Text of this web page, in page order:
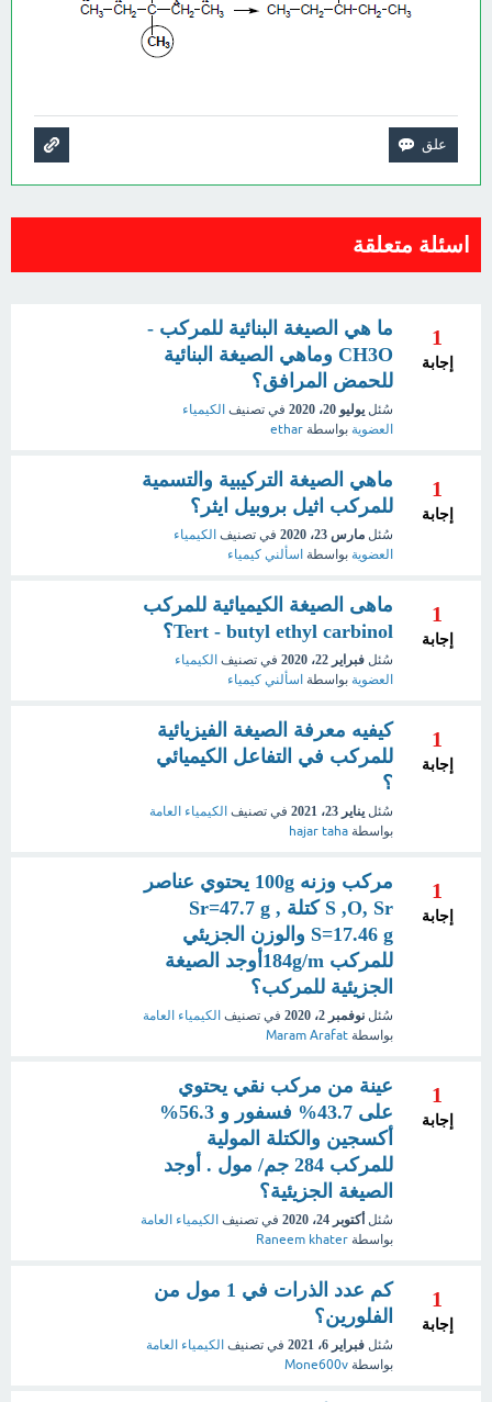
اسئلة متعلقة
1
إجابة
ما هي الصيغة البنائية للمركب -
CH3O وماهي الصيغة البنائية
للحمض المرافق؟
سُئل يوليو 20، 2020 في تصنيف الكيمياء
العضوية بواسطة ethar
1
إجابة
ماهي الصيغة التركيبية والتسمية
للمركب اثيل بروبيل ايثر؟
سُئل مارس 23، 2020 في تصنيف الكيمياء
العضوية بواسطة اسألني كيمياء
1
إجابة
ماهى الصيغة الكيميائية للمركب
Tert - butyl ethyl carbinol؟
سُئل فبراير 22، 2020 في تصنيف الكيمياء
العضوية بواسطة اسألني كيمياء
1
إجابة
كيفيه معرفة الصيغة الفيزيائية
للمركب في التفاعل الكيميائي
؟
سُئل يناير 23، 2021 في تصنيف الكيمياء العامة
بواسطة hajar taha
1
إجابة
مركب وزنه 100g يحتوي عناصر
S ,O, Sr كتلة Sr=47.7 g ,
S=17.46 g والوزن الجزيئي
للمركب 184g/mأوجد الصيغة
الجزيئية للمركب؟
سُئل نوفمبر 2، 2020 في تصنيف الكيمياء العامة
بواسطة Maram Arafat
1
إجابة
عينة من مركب نقي يحتوي
على 43.7% فسفور و 56.3%
أكسجين والكتلة المولية
للمركب 284 جم/ مول . أوجد
الصيغة الجزيئية؟
سُئل أكتوبر 24، 2020 في تصنيف الكيمياء العامة
بواسطة Raneem khater
1
إجابة
كم عدد الذرات في 1 مول من
الفلورين؟
سُئل فبراير 6، 2021 في تصنيف الكيمياء العامة
بواسطة Mone600v